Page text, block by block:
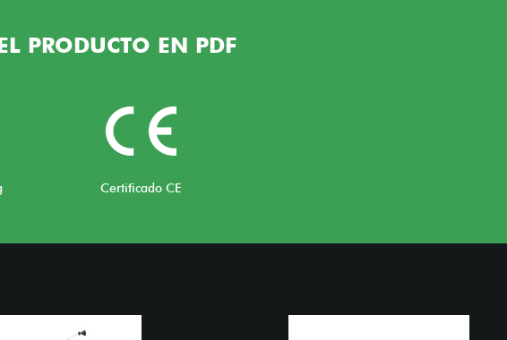
PRODUCTO EN PDF
Certificado CE